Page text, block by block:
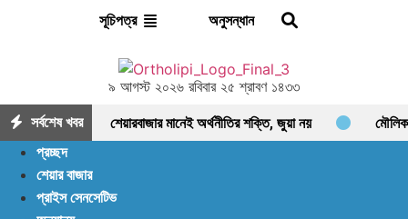
সূচিপত্র অনুসন্ধান
৯ আগস্ট ২০২৬ রবিবার ২৫ শ্রাবণ ১৪৩৩
সর্বশেষ খবর শেয়ারবাজার মানেই অর্থনীতির শক্তি, জুয়া নয় মৌলিক
ধারাবাহিক প্রবৃদ্ধি
প্রচ্ছদ
শেয়ার বাজার
প্রাইস সেনসেটিভ